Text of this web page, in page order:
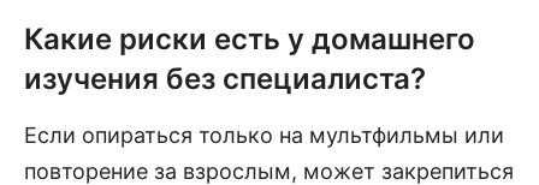
Какие риски есть у домашнего
изучения без специалиста?
Если опираться только на мультфильмы или
повторение за взрослым, может закрепиться